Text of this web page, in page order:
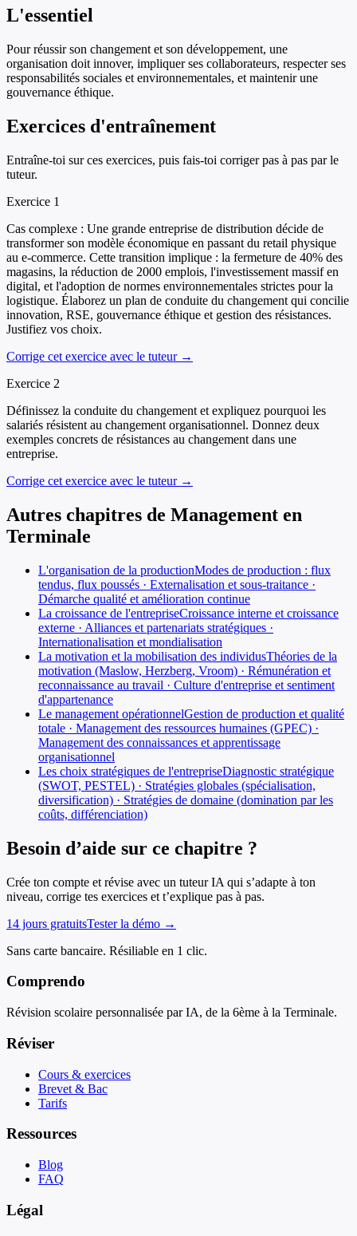
L'essentiel
Pour réussir son changement et son développement, une
organisation doit innover, impliquer ses collaborateurs, respecter ses
responsabilités sociales et environnementales, et maintenir une
gouvernance éthique.
Exercices d'entraînement
Entraîne-toi sur ces exercices, puis fais-toi corriger pas à pas par le
tuteur.
Exercice 1
Cas complexe : Une grande entreprise de distribution décide de
transformer son modèle économique en passant du retail physique
au e-commerce. Cette transition implique : la fermeture de 40% des
magasins, la réduction de 2000 emplois, l'investissement massif en
digital, et l'adoption de normes environnementales strictes pour la
logistique. Élaborez un plan de conduite du changement qui concilie
innovation, RSE, gouvernance éthique et gestion des résistances.
Justifiez vos choix.
Corrige cet exercice avec le tuteur →
Exercice 2
Définissez la conduite du changement et expliquez pourquoi les
salariés résistent au changement organisationnel. Donnez deux
exemples concrets de résistances au changement dans une
entreprise.
Corrige cet exercice avec le tuteur →
Autres chapitres de Management en
Terminale
L'organisation de la productionModes de production : flux
tendus, flux poussés · Externalisation et sous-traitance ·
Démarche qualité et amélioration continue
La croissance de l'entrepriseCroissance interne et croissance
externe · Alliances et partenariats stratégiques ·
Internationalisation et mondialisation
La motivation et la mobilisation des individusThéories de la
motivation (Maslow, Herzberg, Vroom) · Rémunération et
reconnaissance au travail · Culture d'entreprise et sentiment
d'appartenance
Le management opérationnelGestion de production et qualité
totale · Management des ressources humaines (GPEC) ·
Management des connaissances et apprentissage
organisationnel
Les choix stratégiques de l'entrepriseDiagnostic stratégique
(SWOT, PESTEL) · Stratégies globales (spécialisation,
diversification) · Stratégies de domaine (domination par les
coûts, différenciation)
Besoin d’aide sur ce chapitre ?
Crée ton compte et révise avec un tuteur IA qui s’adapte à ton
niveau, corrige tes exercices et t’explique pas à pas.
14 jours gratuitsTester la démo →
Sans carte bancaire. Résiliable en 1 clic.
Comprendo
Révision scolaire personnalisée par IA, de la 6ème à la Terminale.
Réviser
Cours & exercices
Brevet & Bac
Tarifs
Ressources
Blog
FAQ
Légal